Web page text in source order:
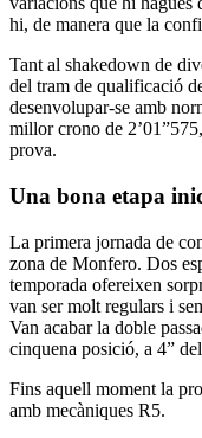
hi, de manera que la
Tant al shakedown de
del tram de qualificació
desenvolupar-se amb
millor crono de
prova.
Una bona etapa
La primera jornada de
zona de Monfero. Dos
temporada ofereixen
van ser molt regulars i
Van acabar la doble
cinquena posició, a 4”
Fins aquell moment la
amb mecàniques R5.